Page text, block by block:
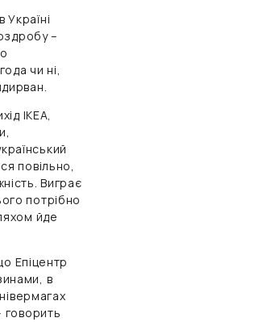
–
чи ні,
IKEA,
повільно,
Виграє
потрібно
йде
Епіцентр
в
говорить